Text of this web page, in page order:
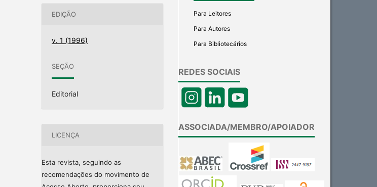
EDIÇÃO
v. 1 (1996)
SEÇÃO
Editorial
LICENÇA
Esta revista, seguindo as
recomendações do movimento de
Para Leitores
Para Autores
Para Bibliotecários
REDES SOCIAIS
ASSOCIADA/MEMBRO/APOIADOR